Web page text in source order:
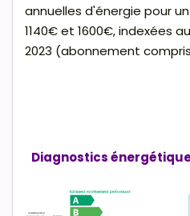
annuelles d'énergie pour
1140€ et 1600€, indexées
2023 (abonnement
Diagnostics